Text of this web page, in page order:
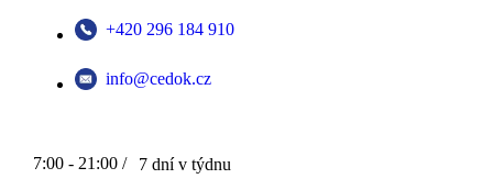
+420 296 184 910
info@cedok.cz
7:00 - 21:00 / 7 dní v týdnu